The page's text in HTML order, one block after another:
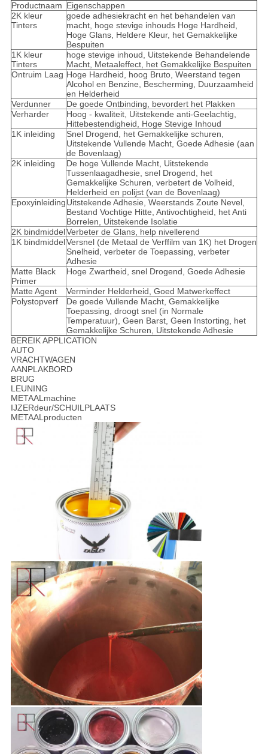
Productnaam Eigenschappen
2K kleur
Tinters
goede adhesiekracht en het behandelen van
macht, hoge stevige inhouds Hoge Hardheid,
Hoge Glans, Heldere Kleur, het Gemakkelijke
Bespuiten
1K kleur
Tinters
hoge stevige inhoud, Uitstekende Behandelende
Macht, Metaaleffect, het Gemakkelijke Bespuiten
Ontruim Laag Hoge Hardheid, hoog Bruto, Weerstand tegen
Alcohol en Benzine, Bescherming, Duurzaamheid
en Helderheid
Verdunner
De goede Ontbinding, bevordert het Plakken
Verharder
Hoog - kwaliteit, Uitstekende anti-Geelachtig,
Hittebestendigheid, Hoge Stevige Inhoud
1K inleiding
Snel Drogend, het Gemakkelijke schuren,
Uitstekende Vullende Macht, Goede Adhesie (aan
de Bovenlaag)
2K inleiding
De hoge Vullende Macht, Uitstekende
Tussenlaagadhesie, snel Drogend, het
Gemakkelijke Schuren, verbetert de Volheid,
Helderheid en polijst (van de Bovenlaag)
EpoxyinleidingUitstekende Adhesie, Weerstands Zoute Nevel,
Bestand Vochtige Hitte, Antivochtigheid, het Anti
Borrelen, Uitstekende Isolatie
2K bindmiddelVerbeter de Glans, help nivellerend
1K bindmiddelVersnel (de Metaal de Verffilm van 1K) het Drogen
Snelheid, verbeter de Toepassing, verbeter
Adhesie
Matte Black
Primer
Hoge Zwartheid, snel Drogend, Goede Adhesie
Matte Agent
Verminder Helderheid, Goed Matwerkeffect
Polystopverf
De goede Vullende Macht, Gemakkelijke
Toepassing, droogt snel (in Normale
Temperatuur), Geen Barst, Geen Instorting, het
Gemakkelijke Schuren, Uitstekende Adhesie
BEREIK APPLICATION
AUTO
VRACHTWAGEN
AANPLAKBORD
BRUG
LEUNING
METAALmachine
IJZERdeur/SCHUILPLAATS
METAALproducten